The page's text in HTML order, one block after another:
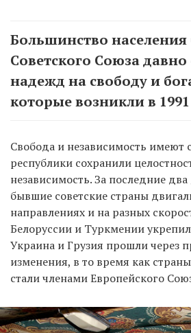
Большинство
Советского Союза давно
надежд на свободу и
которые возникли в 1991
Свобода и независимость имеют
республики сохранили
независимость. За последние
бывшие советские страны
направлениях и на разных
Белоруссии и Туркмении
Украина и Грузия прошли через
изменения, в то время как
стали членами Европейского